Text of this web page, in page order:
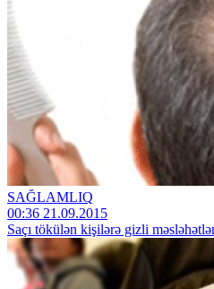
SAĞLAMLIQ
00:36 21.09.2015
Saçı tökülən kişilərə gizli